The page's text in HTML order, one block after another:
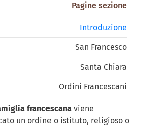
Pagine sezione
Introduzione
San Francesco
Santa Chiara
Ordini Francescani
francescana viene
un ordine o istituto, religioso o